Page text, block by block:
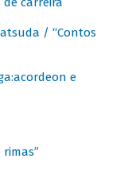
/ “Contos
e